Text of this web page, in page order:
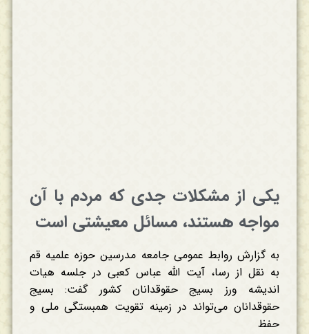
یکی از مشکلات جدی که مردم با آن
مواجه هستند، مسائل معیشتی است
به گزارش روابط عمومی جامعه مدرسین حوزه علمیه قم
به نقل از رسا، آیت الله عباس کعبی در جلسه هیات
اندیشه ورز بسیج حقوقدانان کشور گفت: بسیج
حقوقدانان می‌تواند در زمینه تقویت همبستگی ملی و
حفظ